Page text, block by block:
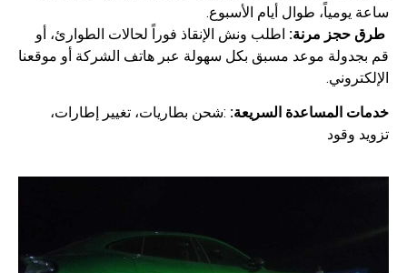
ساعة يومياً، طوال أيام الأسبوع.
طرق حجز مرنة: اطلب ونش الإنقاذ فوراً لحالات الطوارئ، أو
قم بجدولة موعد مسبق بكل سهولة عبر هاتف الشركة أو موقعنا
الإلكتروني.
خدمات المساعدة السريعة: :شحن بطاريات، تغيير إطارات،
تزويد وقود